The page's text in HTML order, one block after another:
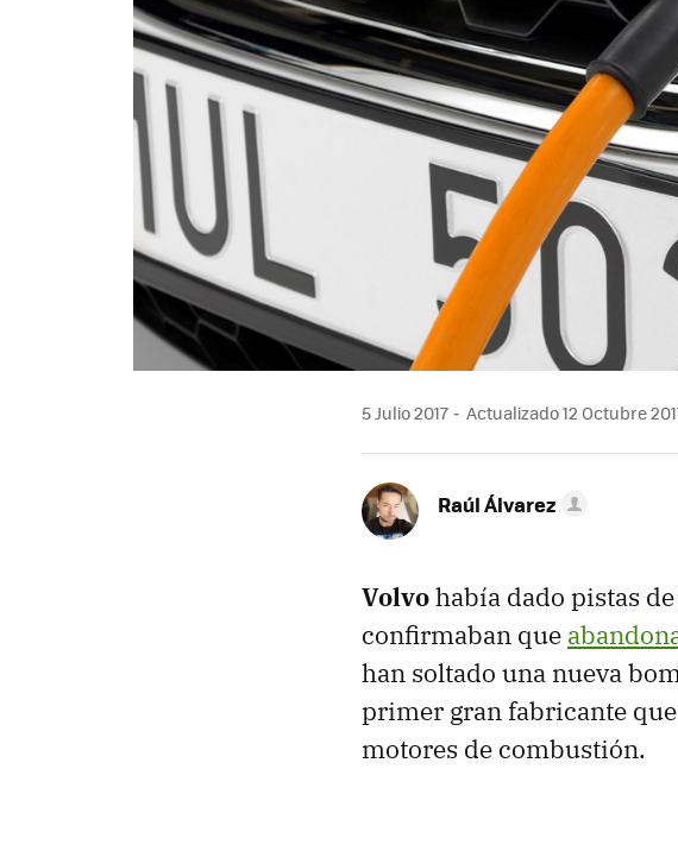
5 Julio 2017 Actualizado 12 Octubre
Raúl Álvarez
Volvohabía dado pistas
confirmaban que
han soltado una nueva
primer gran fabricante
motores de combustión.